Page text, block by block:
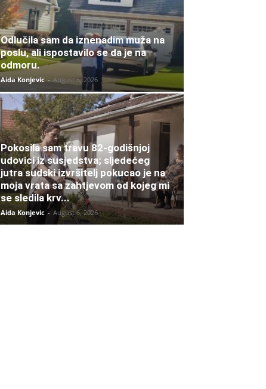
Odlučila sam da iznenadim muža na
poslu, ali ispostavilo se da je na
odmoru.
Aida Konjevic - August 6, 2026
Pokosila sam travu 82-godišnjoj
udovici iz susjedstva; sljedećeg
jutra sudski izvršitelj pokucao je na
moja vrata sa zahtjevom od kojeg mi
se sledila krv...
Aida Konjevic - August 6, 2026